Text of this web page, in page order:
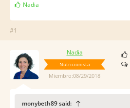
Nadia
#1
Nadia
Nutricionista
Miembro:08/29/2018
monybeth89 said: